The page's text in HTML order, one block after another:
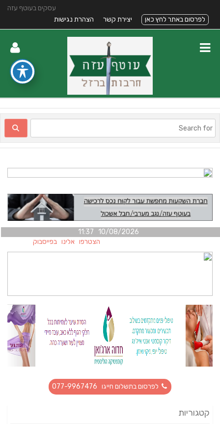
עסקים בעוטף עזה
לפרסום באתר לחץ כאן
יצירת קשר הצהרת נגישות
10/08/2026 11:37
הצטרפו אלינו בפייסבוק
לפרסום בתשלום חייגו 077-9967476
קטגוריות